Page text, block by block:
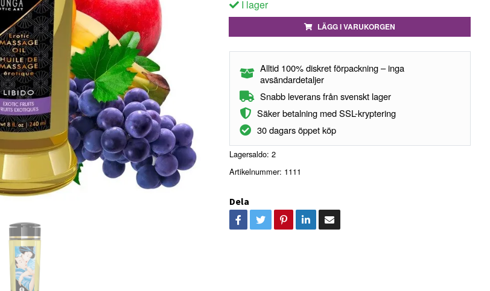
I lager
LÄGG I VARUKORGEN
Alltid 100% diskret förpackning – inga
avsändardetaljer
Snabb leverans från svenskt lager
Säker betalning med SSL-kryptering
30 dagars öppet köp
Lagersaldo: 2
Artikelnummer: 1111
Dela